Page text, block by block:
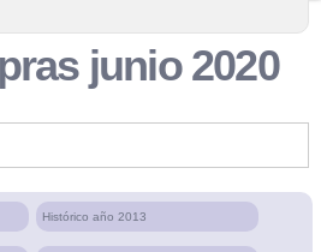
usted aquí
junio 2020
Histórico año 2013